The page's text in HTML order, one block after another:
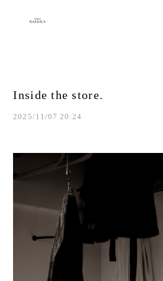
Inside the store.
2025/11/07 20:24